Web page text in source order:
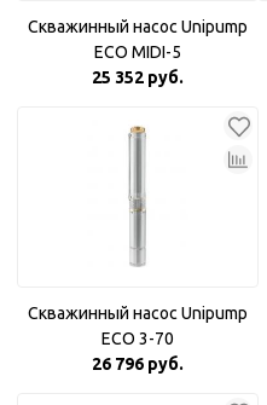
Скважинный насос Unipump
ECO MIDI-5
25 352 руб.
Скважинный насос Unipump
ECO 3-70
26 796 руб.